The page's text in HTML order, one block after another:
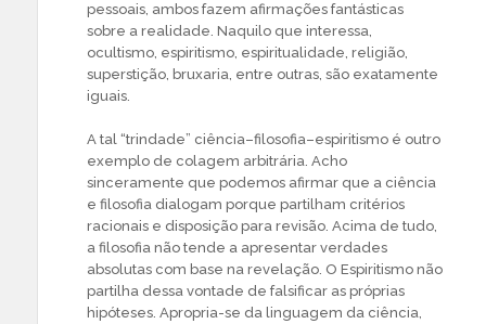
pessoais, ambos fazem afirmações fantásticas
sobre a realidade. Naquilo que interessa,
ocultismo, espiritismo, espiritualidade, religião,
superstição, bruxaria, entre outras, são exatamente
iguais.
A tal “trindade” ciência–filosofia–espiritismo é outro
exemplo de colagem arbitrária. Acho
sinceramente que podemos afirmar que a ciência
e filosofia dialogam porque partilham critérios
racionais e disposição para revisão. Acima de tudo,
a filosofia não tende a apresentar verdades
absolutas com base na revelação. O Espiritismo não
partilha dessa vontade de falsificar as próprias
hipóteses. Apropria-se da linguagem da ciência,